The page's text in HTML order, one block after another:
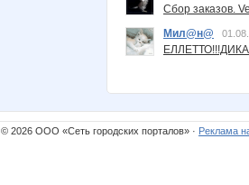
Сбор заказов.
Мил@н@
© 2026 ООО «Сеть городских порталов» · Реклама